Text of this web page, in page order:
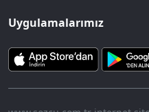
Uygulamalarımız